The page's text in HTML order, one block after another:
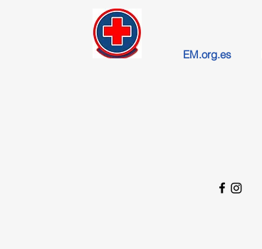
EM.org.es